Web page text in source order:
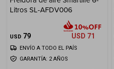
Litros SL-AFDV006
USD 79 USD 71
GARANTÍA: 2 AÑOS
ENVÍO A TODO EL PAÍS
Cuenta
F&Q